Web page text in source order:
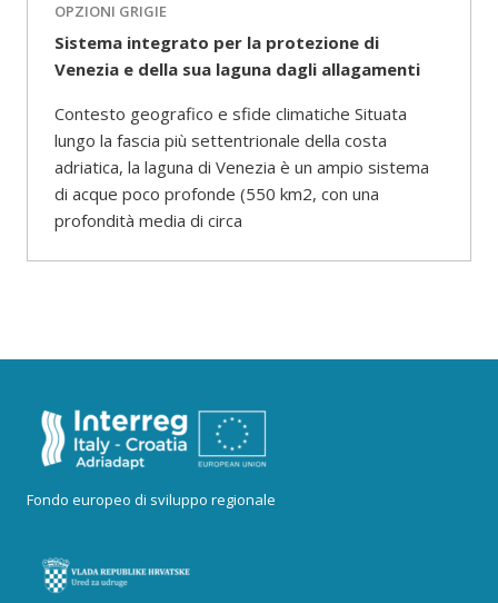
OPZIONI GRIGIE
Sistema integrato per la protezione di
Venezia e della sua laguna dagli allagamenti
Contesto geografico e sfide climatiche Situata
lungo la fascia più settentrionale della costa
adriatica, la laguna di Venezia è un ampio sistema
di acque poco profonde (550 km2, con una
profondità media di circa
Fondo europeo di sviluppo regionale